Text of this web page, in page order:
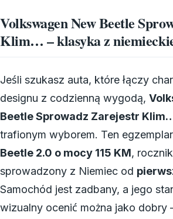
Volkswagen New Beetle
Klim… – klasyka z
Jeśli szukasz auta, które łączy
designu z codzienną wygodą,
Beetle Sprowadz Zarejestr
trafionym wyborem. Ten
Beetle 2.0 o mocy 115 KM, rocznik
sprowadzony z Niemiec od
Samochód jest zadbany, a jego
wizualny ocenić można jako dobry